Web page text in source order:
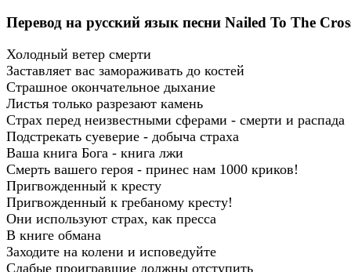
Перевод на русский язык песни Nailed To The
Холодный ветер смерти
Заставляет вас замораживать до костей
Страшное окончательное дыхание
Листья только разрезают камень
Страх перед неизвестными сферами - смерти и распада
Подстрекать суеверие - добыча страха
Ваша книга Бога - книга лжи
Смерть вашего героя - принес нам 1000 криков!
Пригвожденный к кресту
Пригвожденный к гребаному кресту!
Они используют страх, как пресса
В книге обмана
Заходите на колени и исповедуйте
Слабые проигравшие должны отступить